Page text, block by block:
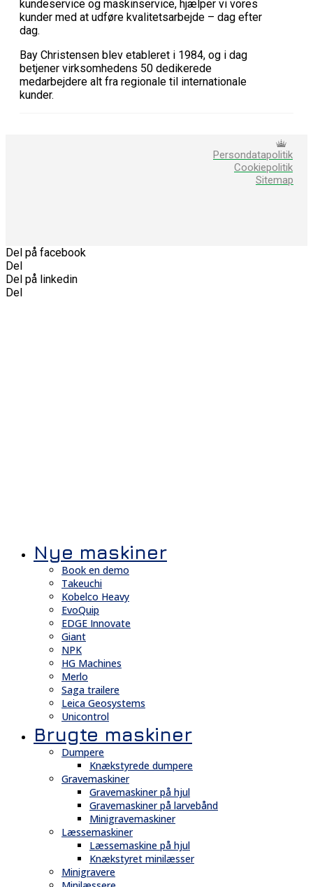
kundeservice og maskinservice, hjælper vi vores
kunder med at udføre kvalitetsarbejde – dag efter
dag.
Bay Christensen blev etableret i 1984, og i dag
betjener virksomhedens 50 dedikerede
medarbejdere alt fra regionale til internationale
kunder.
Persondatapolitik
Cookiepolitik
Sitemap
Del på facebook
Del
Del på linkedin
Del
Nye maskiner
Book en demo
Takeuchi
Kobelco Heavy
EvoQuip
EDGE Innovate
Giant
NPK
HG Machines
Merlo
Saga trailere
Leica Geosystems
Unicontrol
Brugte maskiner
Dumpere
Knækstyrede dumpere
Gravemaskiner
Gravemaskiner på hjul
Gravemaskiner på larvebånd
Minigravemaskiner
Læssemaskiner
Læssemaskine på hjul
Knækstyret minilæsser
Minigravere